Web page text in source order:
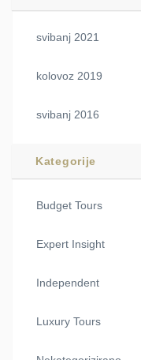
svibanj 2021
kolovoz 2019
svibanj 2016
Kategorije
Budget Tours
Expert Insight
Independent
Luxury Tours